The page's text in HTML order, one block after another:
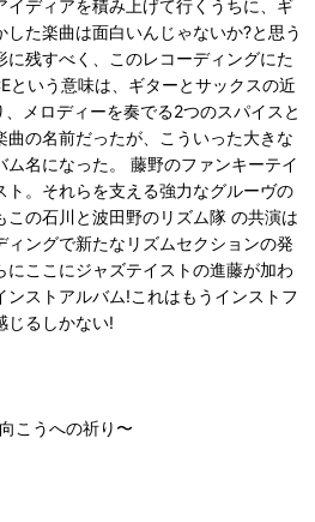
イディアを積み上げて行くうちに、ギ
た楽曲は面白いんじゃないか?と思う
に残すべく、このレコーディングにた
という意味は、ギターとサックスの近
メロディーを奏でる2つのスパイスと
の名前だったが、こういった大きな
名になった。 藤野のファンキーテイ
ト。それらを支える強力なグルーヴの
の石川と波田野のリズム隊 の共演は
ィングで新たなリズムセクションの発
ここにジャズテイストの進藤が加わ
ンストアルバム!これはもうインストフ
じるしかない!
こうへの祈り〜